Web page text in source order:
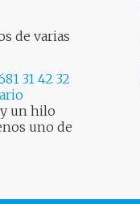
de varias
31 42 32
un hilo
uno de